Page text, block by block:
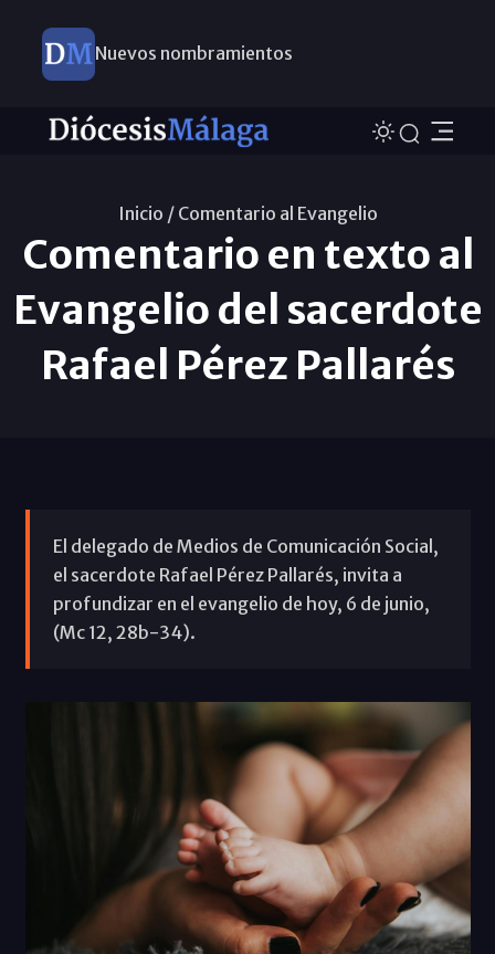
Nuevos nombramientos
Inicio / Comentario al Evangelio
Comentario en texto al
Evangelio del sacerdote
Rafael Pérez Pallarés
El delegado de Medios de Comunicación Social,
el sacerdote Rafael Pérez Pallarés, invita a
profundizar en el evangelio de hoy, 6 de junio,
(Mc 12, 28b-34).